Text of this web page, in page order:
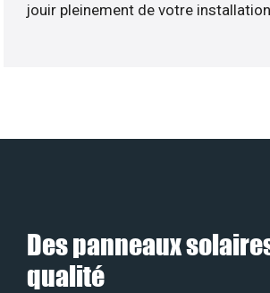
jouir pleinement de votre
Des panneaux
qualité